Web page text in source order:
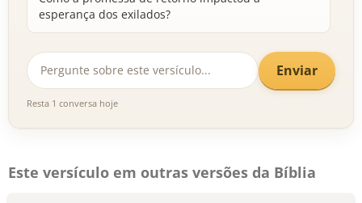
esperança dos exilados?
Enviar
Resta 1 conversa hoje
Este versículo em outras versões da Bíblia